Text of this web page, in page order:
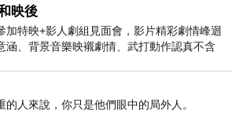
映後
加特映+影人劇組見面會，影片精彩劇情峰迴
涵、背景音樂映襯劇情、武打動作認真不含
人來說，你只是他們眼中的局外人。